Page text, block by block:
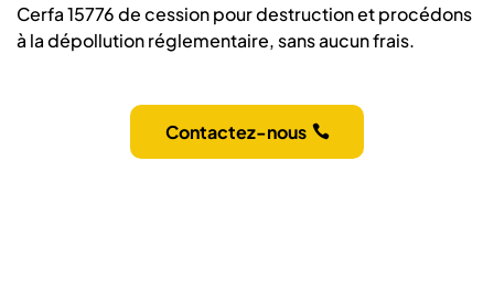
Cerfa 15776 de cession pour destruction et procédons
à la dépollution réglementaire, sans aucun frais.
Contactez-nous